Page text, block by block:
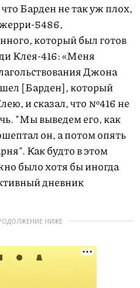
Барден не так уж плох,
5486,
который был готов
Клея-416: «Меня
Джона
[Барден], который
и сказал, что №416 не
"Мы выведем его, как
он, а потом опять
Как будто в этом
было хотя бы иногда
дневник
НИЖЕ